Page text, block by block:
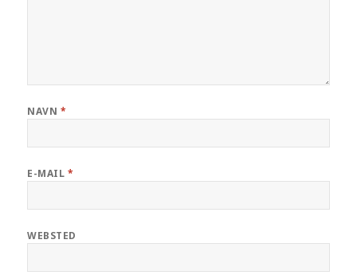
NAVN *
E-MAIL *
WEBSTED